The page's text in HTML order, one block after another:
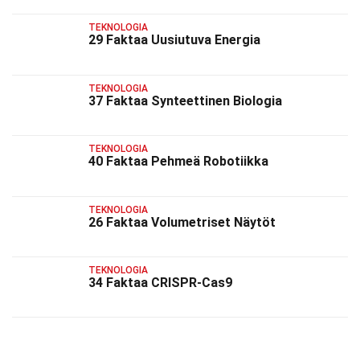
TEKNOLOGIA
29 Faktaa Uusiutuva Energia
TEKNOLOGIA
37 Faktaa Synteettinen Biologia
TEKNOLOGIA
40 Faktaa Pehmeä Robotiikka
TEKNOLOGIA
26 Faktaa Volumetriset Näytöt
TEKNOLOGIA
34 Faktaa CRISPR-Cas9